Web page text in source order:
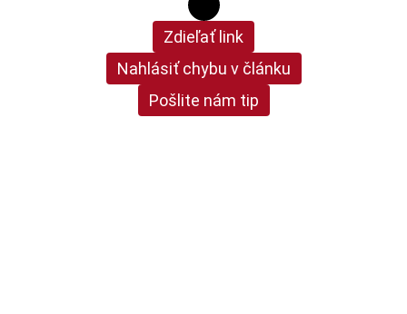
Zdieľať link
Nahlásiť chybu v článku
Pošlite nám tip